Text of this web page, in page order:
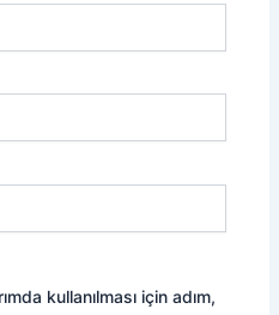
kullanılması için adım,